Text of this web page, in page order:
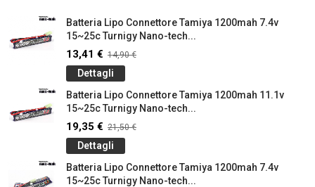
Batteria Lipo Connettore Tamiya 1200mah 7.4v
15~25c Turnigy Nano-tech...
13,41 € 14,90 €
Dettagli
Batteria Lipo Connettore Tamiya 1200mah 11.1v
15~25c Turnigy Nano-tech...
19,35 € 21,50 €
Dettagli
Batteria Lipo Connettore Tamiya 1200mah 7.4v
15~25c Turnigy Nano-tech...